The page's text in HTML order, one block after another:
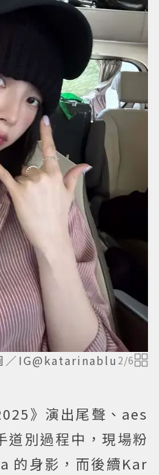
／IG@katarinablu 2/6
》演出尾聲、aes
道別過程中，現場粉
的身影，而後續Kar